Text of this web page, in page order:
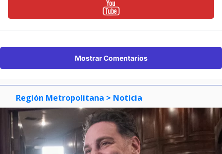
Mostrar Comentarios
Región Metropolitana > Noticia